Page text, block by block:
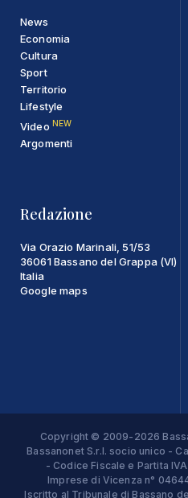
News
Economia
Cultura
Sport
Territorio
Lifestyle
Video NEW
Argomenti
Redazione
Via Orazio Marinali, 51/53
36061 Bassano del Grappa (VI)
Italia
Google maps
Copyright © 2009-2026
Bassanonet S.r.l. socio unico -
- Codice Fiscale e Partita
Imprese di Vicenza n°
Iscritto al Tribunale di Bassano